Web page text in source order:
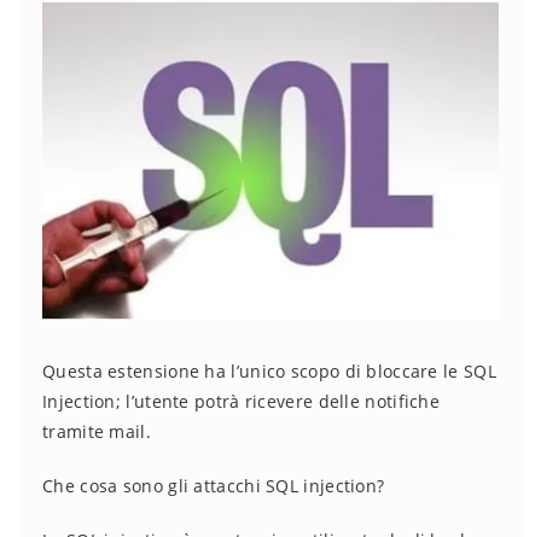
Questa estensione ha l’unico scopo di bloccare le SQL
Injection; l’utente potrà ricevere delle notifiche
tramite mail.
Che cosa sono gli attacchi SQL injection?